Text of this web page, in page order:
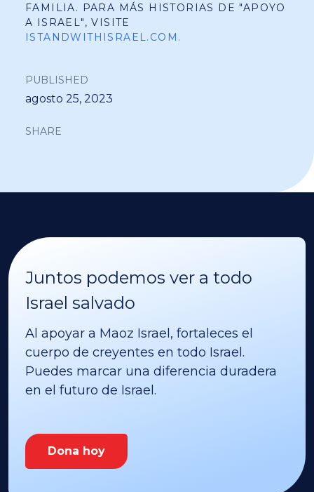
FAMILIA. PARA MÁS HISTORIAS DE "APOYO
A ISRAEL", VISITE
ISTANDWITHISRAEL.COM.
PUBLISHED
agosto 25, 2023
SHARE
Juntos podemos ver a todo
Israel salvado
Al apoyar a Maoz Israel, fortaleces el
cuerpo de creyentes en todo Israel.
Puedes marcar una diferencia duradera
en el futuro de Israel.
Dona hoy